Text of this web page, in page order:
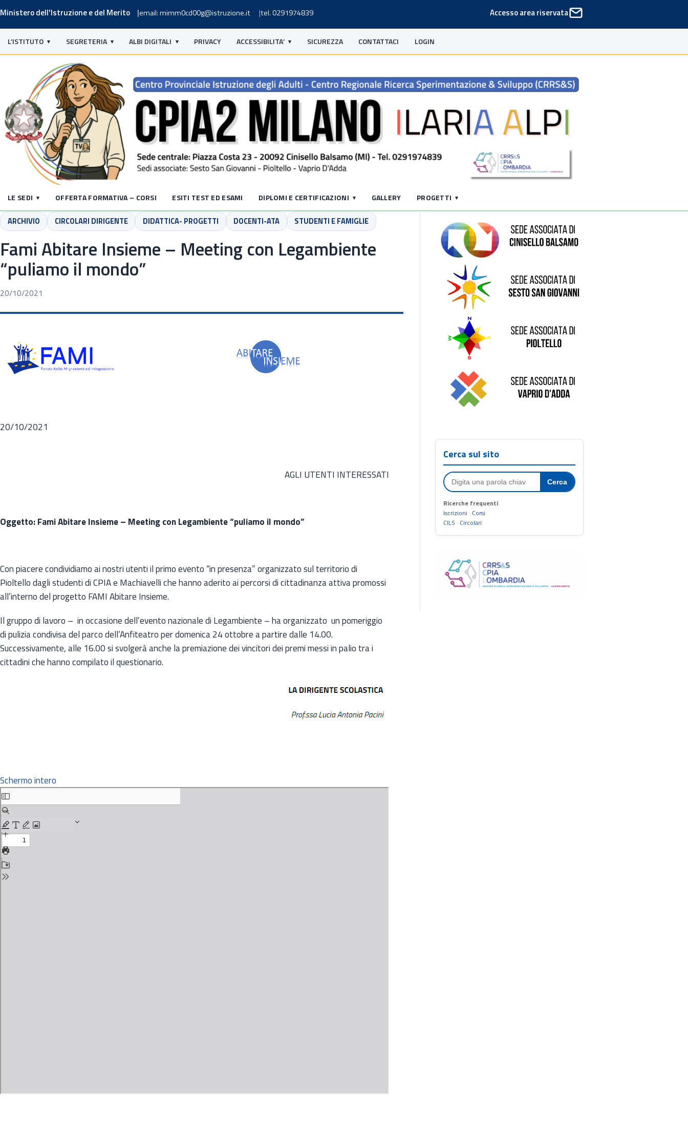
Ministero dell'Istruzione e del Merito email: mimm0cd00g@istruzione.it tel. 0291974839 Accesso area riservata
L’ISTITUTO SEGRETERIA ALBI DIGITALI PRIVACY ACCESSIBILITA’ SICUREZZA CONTATTACI LOGIN
LE SEDI OFFERTA FORMATIVA – CORSI ESITI TEST ED ESAMI DIPLOMI E CERTIFICAZIONI GALLERY PROGETTI
ARCHIVIO CIRCOLARI DIRIGENTE DIDATTICA- PROGETTI DOCENTI-ATA STUDENTI E FAMIGLIE
Fami Abitare Insieme – Meeting con Legambiente
“puliamo il mondo”
20/10/2021
20/10/2021
AGLI UTENTI INTERESSATI
Oggetto: Fami Abitare Insieme – Meeting con Legambiente “puliamo il mondo”
Con piacere condividiamo ai nostri utenti il primo evento “in presenza” organizzato sul territorio di
Pioltello dagli studenti di CPIA e Machiavelli che hanno aderito ai percorsi di cittadinanza attiva promossi
all’interno del progetto FAMI Abitare Insieme.
Il gruppo di lavoro – in occasione dell’evento nazionale di Legambiente – ha organizzato un pomeriggio
di pulizia condivisa del parco dell’Anfiteatro per domenica 24 ottobre a partire dalle 14.00.
Successivamente, alle 16.00 si svolgerà anche la premiazione dei vincitori dei premi messi in palio tra i
cittadini che hanno compilato il questionario.
Schermo intero
Sede di Cinisello Balsamo
Sede di Sesto San Giovanni
Sede di Pioltello
Sede di Vaprio D'Adda
Cerca sul sito
Cerca
Ricerche frequenti
Iscrizioni · Corsi
CILS · Circolari